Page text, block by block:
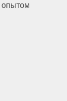
опытом